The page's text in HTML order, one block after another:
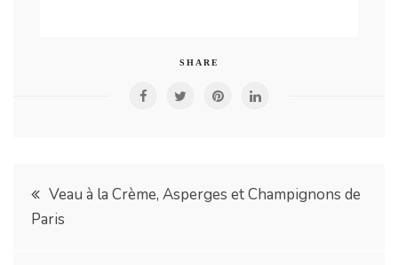
SHARE
Navigation
de
Veau à la Crème, Asperges et Champignons de
Paris